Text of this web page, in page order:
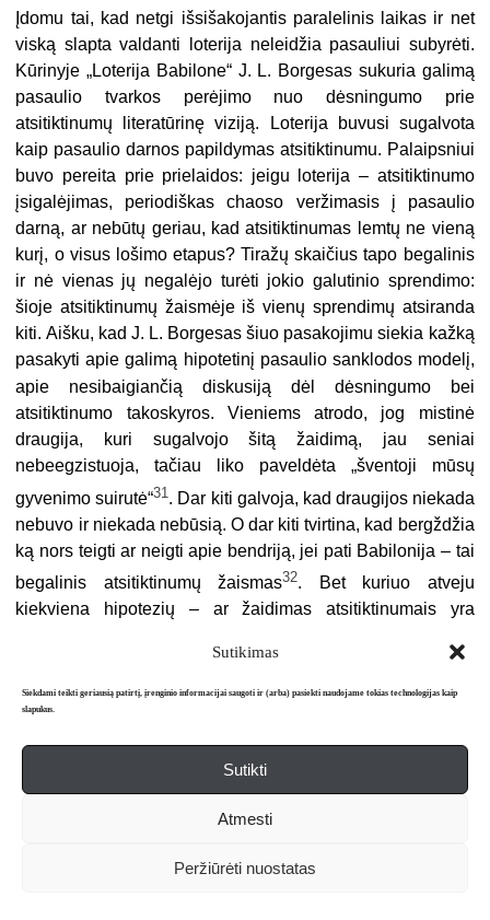
Sutikimas
Siekdami teikti geriausią patirtį, įrenginio informacijai saugoti ir (arba) pasiekti naudojame tokias technologijas kaip
slapukus.
Sutikti
Atmesti
Peržiūrėti nuostatas
Įdomu tai, kad netgi išsišakojantis paralelinis laikas ir net
viską slapta valdanti loterija neleidžia pasauliui subyrėti.
Kūrinyje „Loterija Babilone“ J. L. Borgesas sukuria galimą
pasaulio tvarkos perėjimo nuo dėsningumo prie
atsitiktinumų literatūrinę viziją. Loterija buvusi sugalvota
kaip pasaulio darnos papildymas atsitiktinumu. Palaipsniui
buvo pereita prie prielaidos: jeigu loterija – atsitiktinumo
įsigalėjimas, periodiškas chaoso veržimasis į pasaulio
darną, ar nebūtų geriau, kad atsitiktinumas lemtų ne vieną
kurį, o visus lošimo etapus? Tiražų skaičius tapo begalinis
ir nė vienas jų negalėjo turėti jokio galutinio sprendimo:
šioje atsitiktinumų žaismėje iš vienų sprendimų atsiranda
kiti. Aišku, kad J. L. Borgesas šiuo pasakojimu siekia kažką
pasakyti apie galimą hipotetinį pasaulio sanklodos modelį,
apie nesibaigiančią diskusiją
dėl dėsningumo bei
atsitiktinumo takoskyros. Vieniems atrodo, jog mistinė
draugija, kuri sugalvojo šitą žaidimą, jau seniai
nebeegzistuoja, tačiau liko paveldėta „šventoji mūsų
gyvenimo suirutė“31 . Dar kiti galvoja, kad draugijos niekada
nebuvo ir niekada nebūsią. O dar kiti tvirtina, kad bergždžia
ką nors teigti ar neigti apie bendriją, jei pati Babilonija – tai
begalinis atsitiktinumų žaismas32. Bet kuriuo atveju
kiekviena hipotezių – ar žaidimas atsitiktinumais yra
jų kilmės hipotezę. O tai jau visas vyksmo modelis. Babelio
biblioteka taip pat esanti ir beribė, ir periodiška: „Jei
amžinasis keliauninkas leistųsi kelionėn kuria nors
kartojasi ta pačia netvarka“33. Pasirodo, pakartota netvarka
tampa tvarka.
išsiskiriantys, susiliejantys ir paralelūs laikai, kuriuose